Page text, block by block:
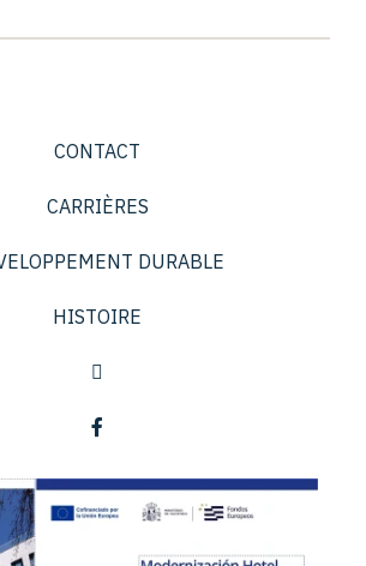
CONTACT
CARRIÈRES
DURABLE
HISTOIRE